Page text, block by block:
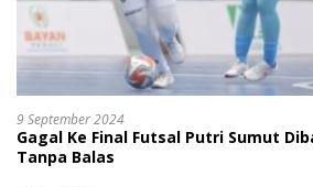
9 September 2024
Gagal Ke Final Futsal Putri Sumut
Tanpa Balas